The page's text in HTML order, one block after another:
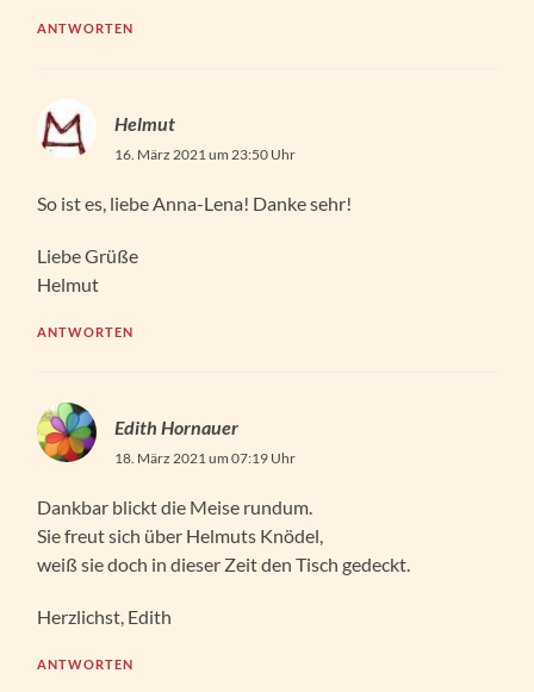
ANTWORTEN
Helmut
16. März 2021 um 23:50 Uhr
So ist es, liebe Anna-Lena! Danke sehr!
Liebe Grüße
Helmut
ANTWORTEN
Edith Hornauer
18. März 2021 um 07:19 Uhr
Dankbar blickt die Meise rundum.
Sie freut sich über Helmuts Knödel,
weiß sie doch in dieser Zeit den Tisch gedeckt.
Herzlichst, Edith
ANTWORTEN